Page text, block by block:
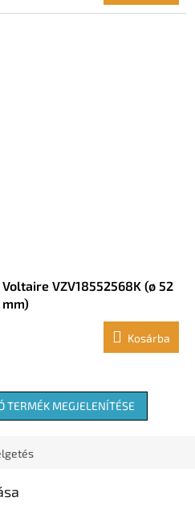
VZV18552568K (ø 52
mm)
Kosárba
TERMÉK MEGJELENÍTÉSE